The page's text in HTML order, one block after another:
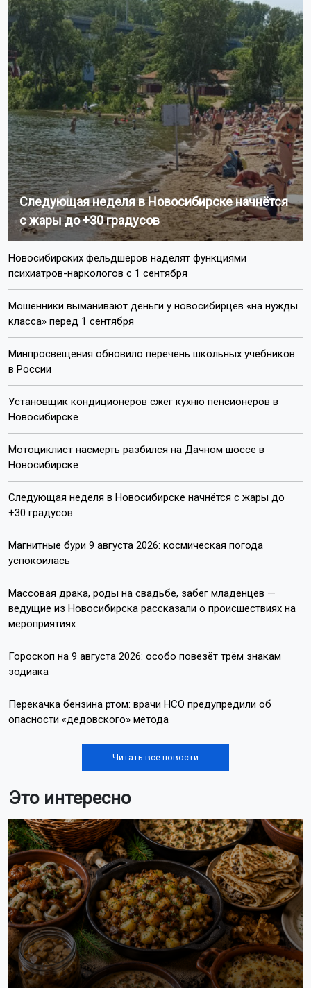
Следующая неделя в Новосибирске начнётся
с жары до +30 градусов
Новосибирских фельдшеров наделят функциями
психиатров-наркологов с 1 сентября
Мошенники выманивают деньги у новосибирцев «на нужды
класса» перед 1 сентября
Минпросвещения обновило перечень школьных учебников
в России
Установщик кондиционеров сжёг кухню пенсионеров в
Новосибирске
Мотоциклист насмерть разбился на Дачном шоссе в
Новосибирске
Следующая неделя в Новосибирске начнётся с жары до
+30 градусов
Магнитные бури 9 августа 2026: космическая погода
успокоилась
Массовая драка, роды на свадьбе, забег младенцев —
ведущие из Новосибирска рассказали о происшествиях на
мероприятиях
Гороскоп на 9 августа 2026: особо повезёт трём знакам
зодиака
Перекачка бензина ртом: врачи НСО предупредили об
опасности «дедовского» метода
Читать все новости
Это интересно